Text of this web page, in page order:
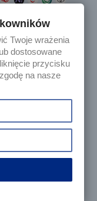


Wszelkie prawa
Twoje wrażenia
dostosowane
przycisku
na nasze